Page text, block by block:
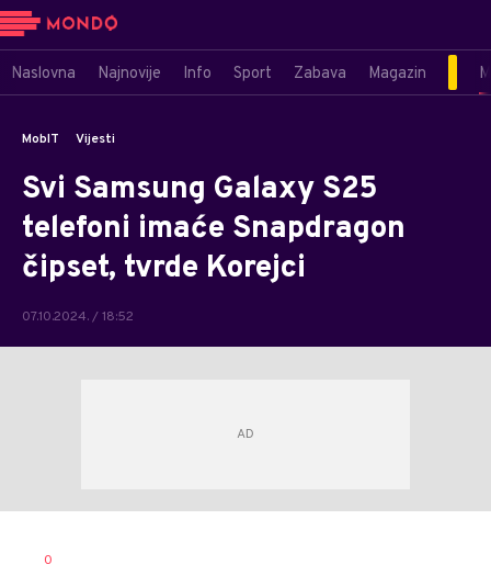
Naslovna Najnovije Info Sport Zabava Magazin
MobIT Vijesti
Svi Samsung Galaxy S25
telefoni imaće Snapdragon
čipset, tvrde Korejci
07.10.2024. / 18:52
AUTOR
0